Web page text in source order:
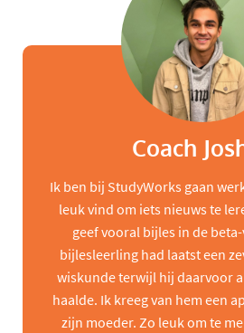
Coach
Ik ben bij StudyWorks gaan
leuk vind om iets nieuws te
geef vooral bijles in de
bijlesleerling had laatst een
wiskunde terwijl hij daarvoor
haalde. Ik kreeg van hem een
zijn moeder. Zo leuk om te